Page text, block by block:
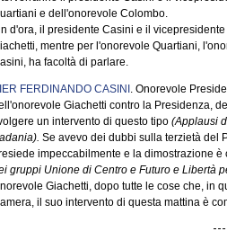
e dell'onorevole Colombo.
d'ora, il presidente Casini e il
mentre per l'onorevole Quartiani,
ha facoltà di parlare.
FERDINANDO CASINI . Onorevole
Giachetti contro la Presidenza,
un intervento di questo tipo (Applausi
Se avevo dei dubbi sulla terzietà del
impeccabilmente e la dimostrazione
gruppi Unione di Centro e Futuro e Libertà
Giachetti, dopo tutte le cose che, in
il suo intervento di questa mattina è